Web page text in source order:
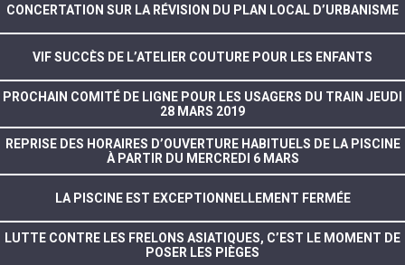
CONCERTATION SUR LA RÉVISION DU PLAN LOCAL D’URBANISME
VIF SUCCÈS DE L’ATELIER COUTURE POUR LES ENFANTS
PROCHAIN COMITÉ DE LIGNE POUR LES USAGERS DU TRAIN JEUDI
28 MARS 2019
REPRISE DES HORAIRES D’OUVERTURE HABITUELS DE LA PISCINE
À PARTIR DU MERCREDI 6 MARS
LA PISCINE EST EXCEPTIONNELLEMENT FERMÉE
LUTTE CONTRE LES FRELONS ASIATIQUES, C’EST LE MOMENT DE
POSER LES PIÈGES